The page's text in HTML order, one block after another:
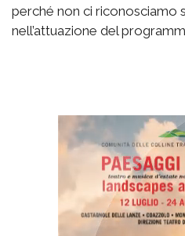
perché non ci riconosciamo
nell’attuazione del